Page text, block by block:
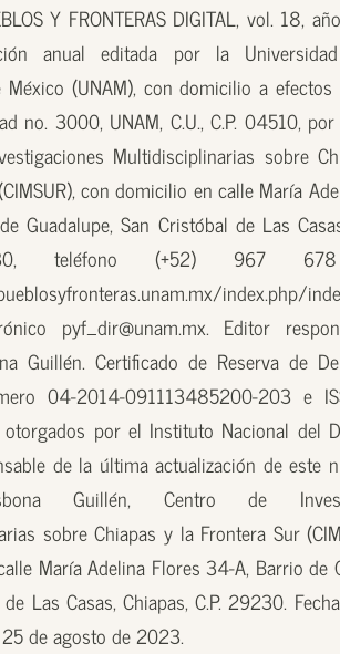
Y FRONTERAS DIGITAL, vol. 18,
anual editada por la
(UNAM), con domicilio a
no. 3000, UNAM, C.U., C.P. 04510,
Multidisciplinarias sobre
con domicilio en calle María
Guadalupe, San Cristóbal de Las
teléfono (+52) 967
index.php/
pyf_dir@unam.mx. Editor
Guillén. Certificado de Reserva de
04-2014-091113485200-203 e
por el Instituto Nacional del
de la última actualización de este
Guillén, Centro de
sobre Chiapas y la Frontera Sur
María Adelina Flores 34-A, Barrio de
Las Casas, Chiapas, C.P. 29230.
de agosto de 2023.